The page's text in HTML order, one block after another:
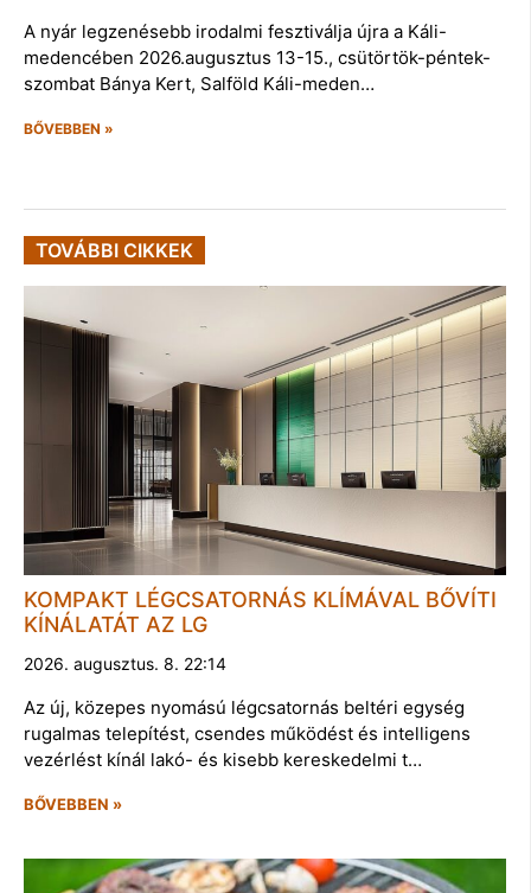
A nyár legzenésebb irodalmi fesztiválja újra a Káli-
medencében 2026.augusztus 13-15., csütörtök-péntek-
szombat Bánya Kert, Salföld Káli-meden…
BŐVEBBEN »
TOVÁBBI CIKKEK
KOMPAKT LÉGCSATORNÁS KLÍMÁVAL BŐVÍTI
KÍNÁLATÁT AZ LG
2026. augusztus. 8. 22:14
Az új, közepes nyomású légcsatornás beltéri egység
rugalmas telepítést, csendes működést és intelligens
vezérlést kínál lakó- és kisebb kereskedelmi t…
BŐVEBBEN »